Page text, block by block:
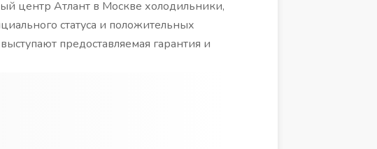
центр Атлант в Москве холодильники,
статуса и положительных
предоставляемая гарантия и